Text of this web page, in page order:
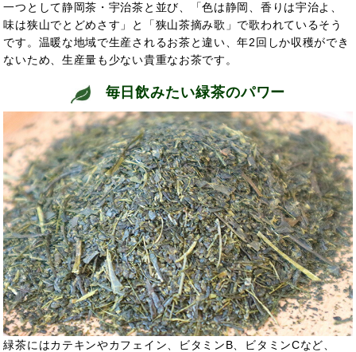
一つとして静岡茶・宇治茶と並び、「色は静岡、香りは宇治よ、
味は狭山でとどめさす」と「狭山茶摘み歌」で歌われているそう
です。温暖な地域で生産されるお茶と違い、年2回しか収穫ができ
ないため、生産量も少ない貴重なお茶です。
毎日飲みたい緑茶のパワー
緑茶にはカテキンやカフェイン、ビタミンB、ビタミンCなど、